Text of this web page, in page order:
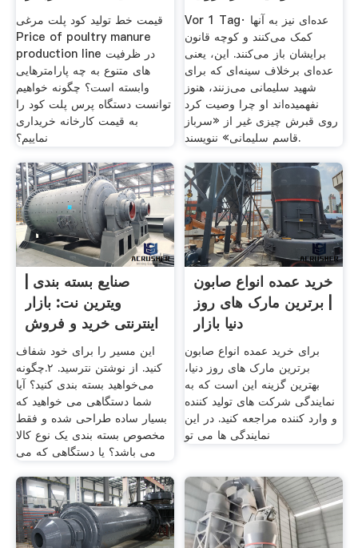
قیمت خط تولید کود پلت مرغی
Price of poultry manure
production line در ظرفیت
های متنوع به چه پارامترهایی
وابسته است؟ چگونه خواهیم
توانست دستگاه پرس پلت کود را
به قیمت کارخانه خریداری
نماییم؟
Vor 1 Tag· عده‌ای نیز به آنها
کمک می‌کنند و کوچه قانون
برایشان باز می‌کنند. این، یعنی
عده‌ای برخلاف سینه‌ای که برای
شهید سلیمانی می‌زنند، هنوز
نفهمیده‌اند او چرا وصیت کرد
روی قبرش چیزی غیر از «سرباز
قاسم سلیمانی» ننویسند.
صنایع بسته بندی |
ویترین نت: بازار
اینترنتی خرید و فروش
این مسیر را برای خود شفاف
کنید. از نوشتن نترسید. ۲.چگونه
می‌خواهید بسته بندی کنید؟ آیا
شما دستگاهی می خواهید که
بسیار ساده طراحی شده و فقط
مخصوص بسته بندی یک نوع کالا
می باشد؟ یا دستگاهی که می
خرید عمده انواع صابون
| برترین مارک های روز
دنیا بازار
برای خرید عمده انواع صابون
برترین مارک های روز دنیا،
بهترین گزینه این است که به
نمایندگی شرکت های تولید کننده
و وارد کننده مراجعه کنید. در این
نمایندگی ها می تو